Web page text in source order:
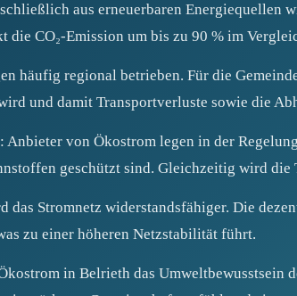
aus erneuerbaren Energiequellen
CO₂‑Emission um bis zu 90 % im
häufig regional betrieben. Für die
und damit Transportverluste sowie die
von Ökostrom legen in der
geschützt sind. Gleichzeitig wird die
das Stromnetz widerstandsfähiger. Die
zu einer höheren Netzstabilität führt.
in Belrieth das Umweltbewusstsein